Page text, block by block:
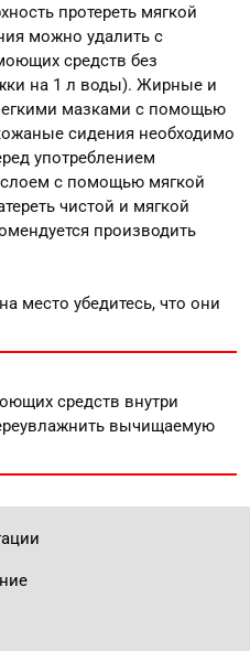
протереть мягкой
можно удалить с
средств без
на 1 л воды). Жирные и
мазками с помощью
сидения необходимо
употреблением
слоем с помощью мягкой
чистой и мягкой
производить
место убедитесь, что они
средств внутри
вычищаемую